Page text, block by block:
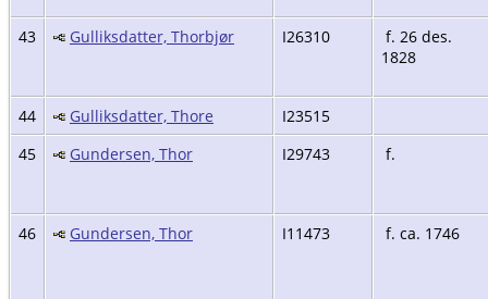
43 Gulliksdatter, Thorbjør I26310
f. 26 des.
1828
44 Gulliksdatter, Thore
I23515
45
Gundersen, Thor I29743 f.
46 Gundersen, Thor I11473 f. ca. 1746